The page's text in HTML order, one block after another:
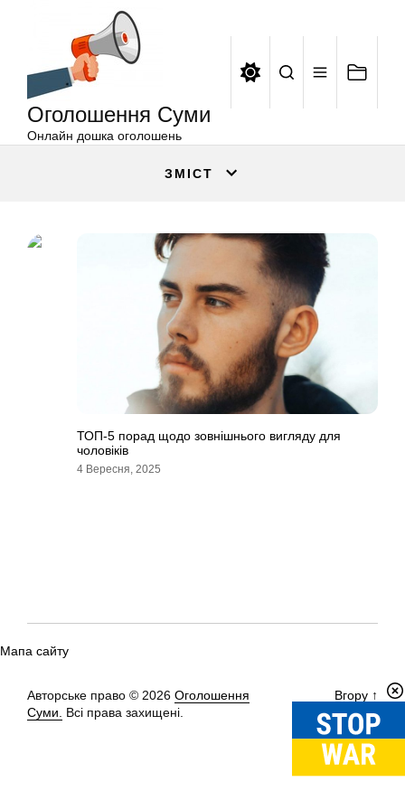
Оголошення Суми
Онлайн дошка оголошень
ЗМІСТ
ТОП-5 порад щодо зовнішнього вигляду для
чоловіків
4 Вересня, 2025
Мапа сайту
Авторське право © 2026 Оголошення
Суми.
Всі права захищені.
Вгору ↑